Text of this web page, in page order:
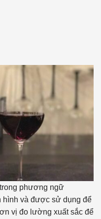
phương ngữ
hình và được sử dụng để
vị đo lường xuất sắc để